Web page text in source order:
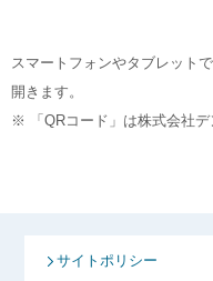
スマートフォンやタブレット
開きます。
※ 「QRコード」は株式会社デ
サイトポリシー